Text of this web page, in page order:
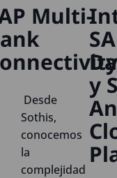
Multi-
Desde
Sothis,
conocemos
la
complejidad
y